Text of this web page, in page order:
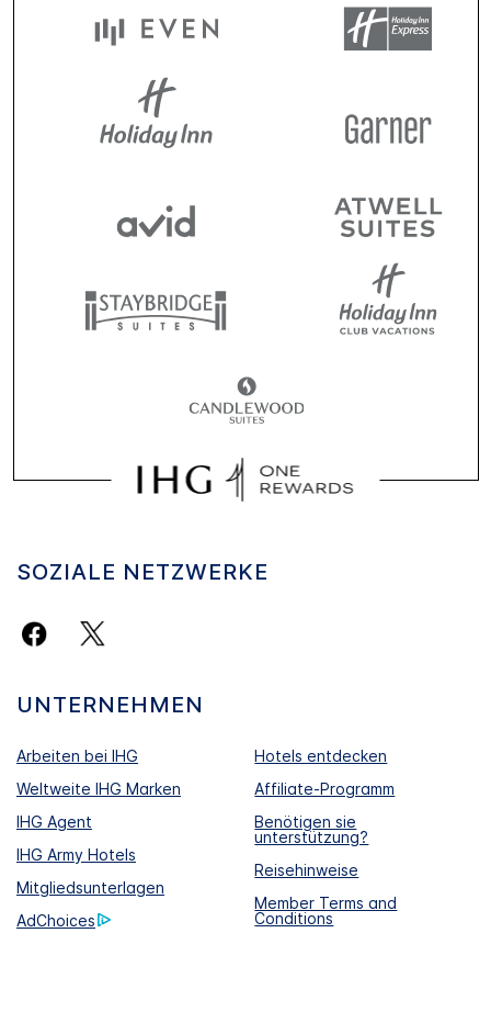
SOZIALE NETZWERKE
UNTERNEHMEN
Arbeiten bei IHG
Hotels entdecken
Weltweite IHG Marken
Affiliate-Programm
IHG Agent
Benötigen sie
unterstützung?
IHG Army Hotels
Reisehinweise
Mitgliedsunterlagen
Member Terms and
Conditions
AdChoices